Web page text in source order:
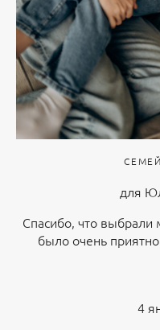
для
Спасибо, что
было очень
4